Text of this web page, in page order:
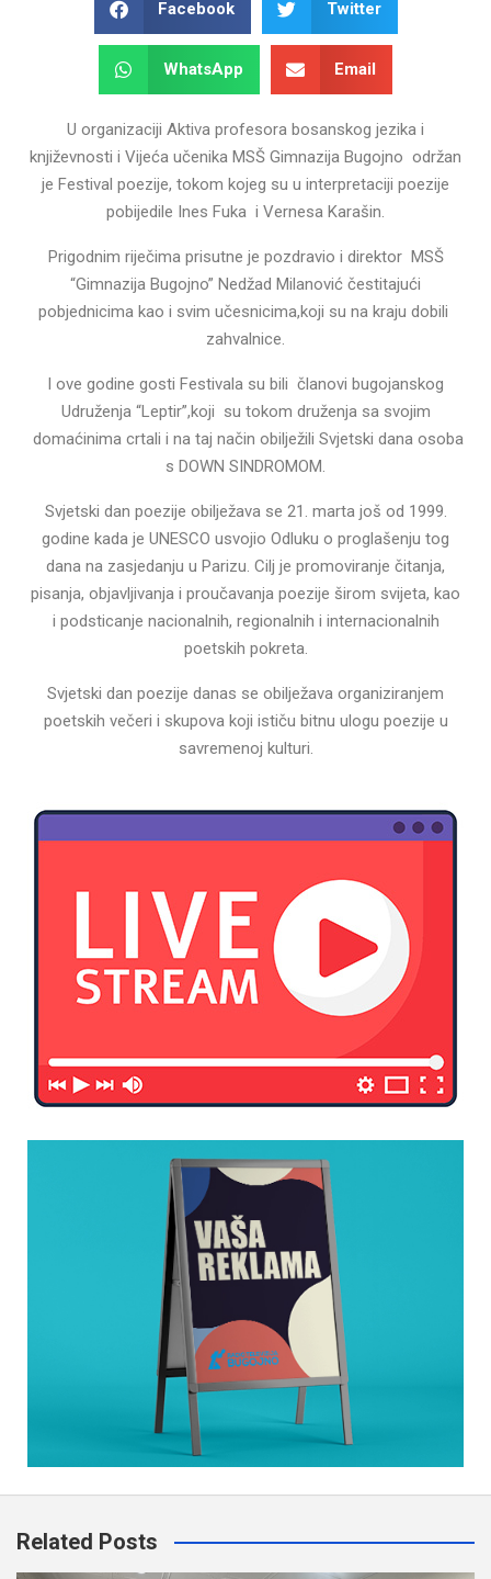
Facebook Twitter
WhatsApp Email
U organizaciji Aktiva profesora bosanskog jezika i
književnosti i Vijeća učenika MSŠ Gimnazija Bugojno održan
je Festival poezije, tokom kojeg su u interpretaciji poezije
pobijedile Ines Fuka i Vernesa Karašin.
Prigodnim riječima prisutne je pozdravio i direktor MSŠ
“Gimnazija Bugojno” Nedžad Milanović čestitajući
pobjednicima kao i svim učesnicima,koji su na kraju dobili
zahvalnice.
I ove godine gosti Festivala su bili članovi bugojanskog
Udruženja “Leptir”,koji su tokom druženja sa svojim
domaćinima crtali i na taj način obilježili Svjetski dana osoba
s DOWN SINDROMOM.
Svjetski dan poezije obilježava se 21. marta još od 1999.
godine kada je UNESCO usvojio Odluku o proglašenju tog
dana na zasjedanju u Parizu. Cilj je promoviranje čitanja,
pisanja, objavljivanja i proučavanja poezije širom svijeta, kao
i podsticanje nacionalnih, regionalnih i internacionalnih
poetskih pokreta.
Svjetski dan poezije danas se obilježava organiziranjem
poetskih večeri i skupova koji ističu bitnu ulogu poezije u
savremenoj kulturi.
Related Posts